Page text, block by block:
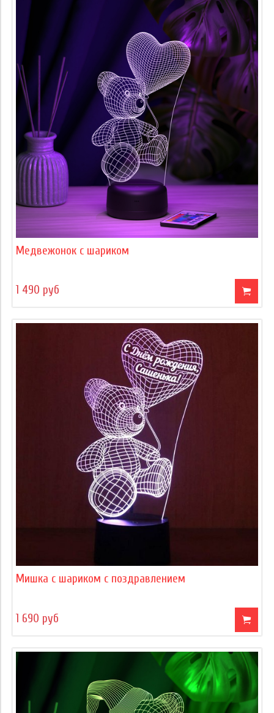
Медвежонок с шариком
1 490 руб
Мишка с шариком с поздравлением
1 690 руб